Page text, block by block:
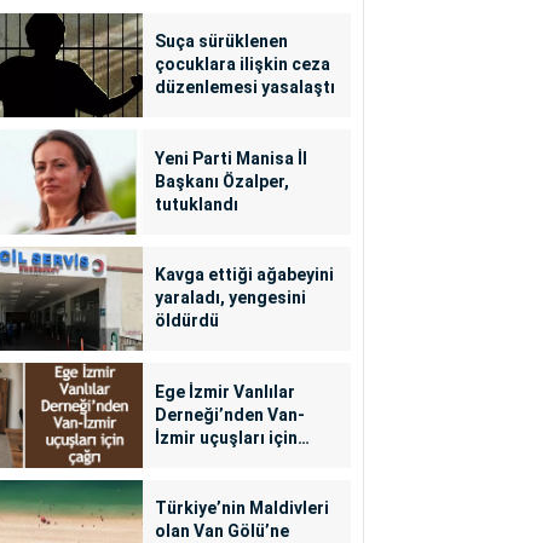
Suça sürüklenen
çocuklara ilişkin ceza
düzenlemesi yasalaştı
Yeni Parti Manisa İl
Başkanı Özalper,
tutuklandı
Kavga ettiği ağabeyini
yaraladı, yengesini
öldürdü
Ege İzmir Vanlılar
Derneği’nden Van-
İzmir uçuşları için
Türkiye’nin Maldivleri
olan Van Gölü’ne